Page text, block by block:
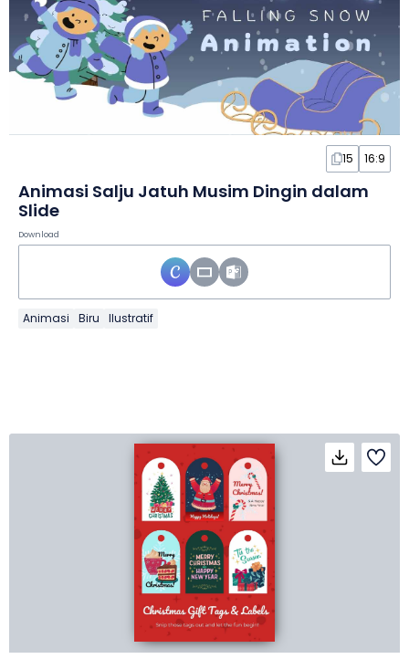
15 16:9
Animasi Salju Jatuh Musim Dingin dalam
Slide
Download
Animasi Biru Ilustratif